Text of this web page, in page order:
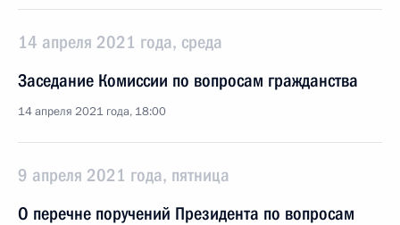
14 апреля 2021 года, среда
Заседание Комиссии по вопросам гражданства
14 апреля 2021 года, 18:00
9 апреля 2021 года, пятница
О перечне поручений Президента по вопросам